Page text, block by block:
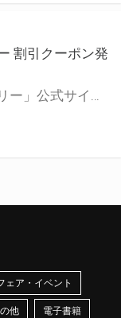
割引クーポン発
「とらのあなWEBオンリー」公式サイトでとらのあな通販の「割引クーポン」を配布中！ イベントごとに開催当日限定で使える割引クーポンのシリアルコードを発行します。 とらのあなWEBオンリーのページをチェックして、イベント当日にお得にお買い物を楽しみましょう♪ ※本キャンペーンは予告なく終了する場合がございます。 とらのあなWEBオンリーサイトはこちら
ェア・イベント
他 電子書籍